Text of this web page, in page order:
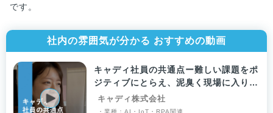
です。
社内の雰囲気が分かる おすすめの動画
キャディ社員の共通点ー難しい課題をポ
ジティブにとらえ、泥臭く現場に入り込
める人
キャディ株式会社
・業種：AI・IoT・RPA関連